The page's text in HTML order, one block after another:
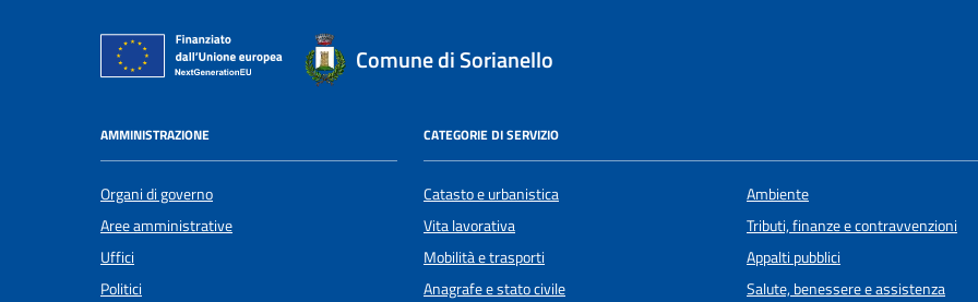
Comune di Sorianello
AMMINISTRAZIONE
Organi di governo
Aree amministrative
Uffici
Politici
CATEGORIE DI SERVIZIO
Catasto e urbanistica
Vita lavorativa
Mobilità e trasporti
Anagrafe e stato civile
Ambiente
Tributi, finanze e contravvenzioni
Appalti pubblici
Salute, benessere e assistenza